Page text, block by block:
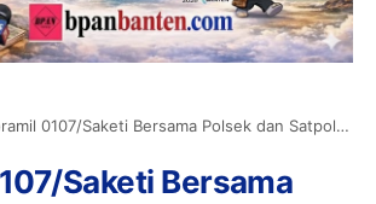
0107/Saketi Bersama Polsek dan Satpol PP Kecamatan Saketi Lakukan Operasi Gabungan
Saketi Bersama